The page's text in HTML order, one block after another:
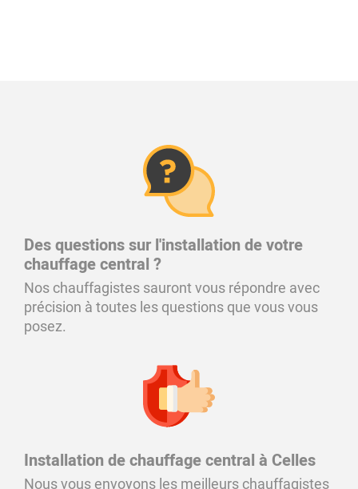
Des questions sur l'installation de votre
chauffage central ?
Nos chauffagistes sauront vous répondre avec
précision à toutes les questions que vous vous
posez.
Installation de chauffage central à Celles
Nous vous envoyons les meilleurs chauffagistes